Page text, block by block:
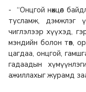
- “Онцгой нөхцөл
тусламж, дэмжлэг
чиглэлээр хүүхэд,
мэндийн болон төв,
цагдаа, онцгой,
гадаадын
ажиллахыг журамд